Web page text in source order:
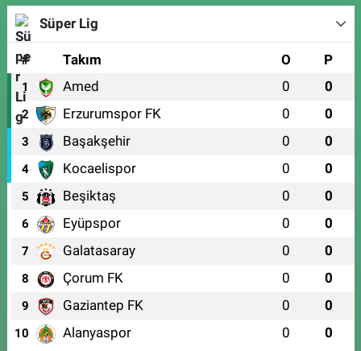
Süper Lig
# Takım O P
1 Amed 0 0
2 Erzurumspor FK 0 0
3 Başakşehir 0 0
4 Kocaelispor 0 0
5 Beşiktaş 0 0
6 Eyüpspor 0 0
7 Galatasaray 0 0
8 Çorum FK 0 0
9 Gaziantep FK 0 0
10 Alanyaspor 0 0